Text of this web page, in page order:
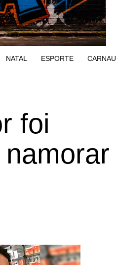
NATAL ESPORTE
foi